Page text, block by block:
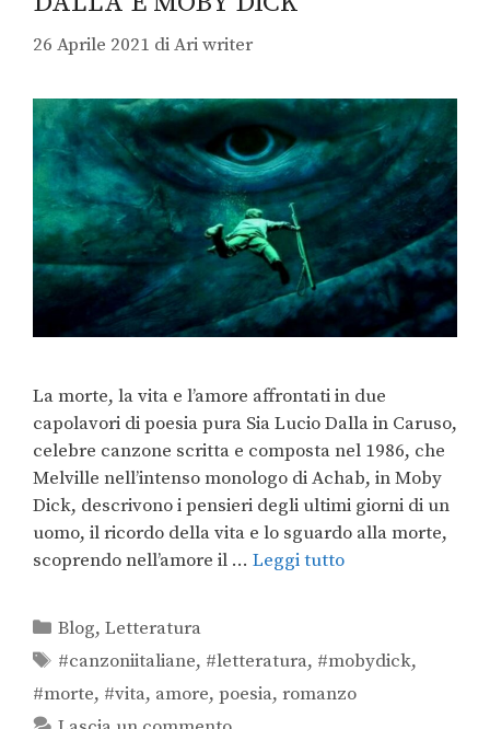
26 Aprile 2021 diAri writer
La morte, la vita e l’amore affrontati in due
capolavori di poesia pura Sia Lucio Dalla in Caruso,
celebre canzone scritta e composta nel 1986, che
Melville nell’intenso monologo di Achab, in Moby
Dick, descrivono i pensieri degli ultimi giorni di un
uomo, il ricordo della vita e lo sguardo alla morte,
scoprendo nell’amore il … Leggi tutto
Blog,Letteratura
#canzoniitaliane, #letteratura, #mobydick,
#morte, #vita, amore, poesia, romanzo